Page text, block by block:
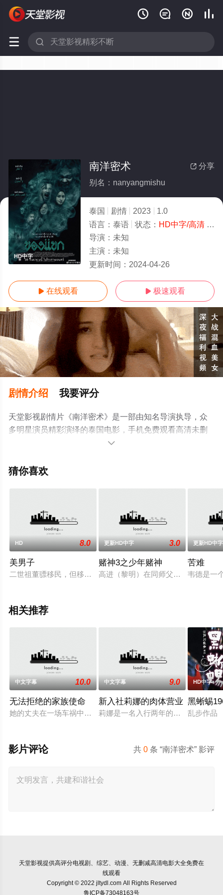
   
 
HD中字
 分享
南洋密术
别名：nanyangmishu
泰国 剧情 2023
1.0
语言： 泰语 状态： HD中字/高清- 免费在线观看
导演： 未知
主演： 未知
更新时间： 2024-04-26
 在线观看  极速观看
剧情介绍 我要评分
天堂影视剧情片《南洋密术》是一部由知名导演执导，众
多明星演员精彩演绎的泰国电影，手机免费观看高清未删
减完整版电影大全就上天堂电影网，更多相关信息可移步

猜你喜欢
HD 8.0
美男子
二世祖董骠移民，但移民局拒绝申请妻妾同住，向吴耀汉求助
更新HD中字 3.0
赌神3之少年赌神
高进（黎明）在同师父千王靳能（钟
更新HD中字
苦难
韦德是一
相关推荐
中文字幕 10.0
无法拒绝的家族使命
她的丈夫在一场车祸中腰部以下瘫痪，他们的性生活戛然而止，
中文字幕 9.0
新入社莉娜的肉体营业
莉娜是一名入行两年的婚礼策划师，
HD中字
黑蜥蜴
乱步作品
共0 条 “南洋密术” 影评
影片评论
天堂影视提供高评分电视剧、综艺、动漫、无删减高清电影大全免费在
线观看
Copyright © 2022 jltydl.com All Rights Reserved
鲁ICP备73048163号